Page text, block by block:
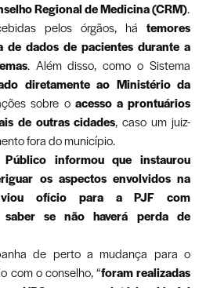
Regional de Medicina (CRM).
pelos órgãos, há temores
de dados de pacientes durante a
. Além disso, como o Sistema
diretamente ao Ministério da
sobre o acesso a prontuários
de outras cidades, caso um juiz-
fora do município.
Público informou que instaurou
os aspectos envolvidos na
ofício para a PJF com
saber se não haverá perda de
de perto a mudança para o
com o conselho, “foram realizadas